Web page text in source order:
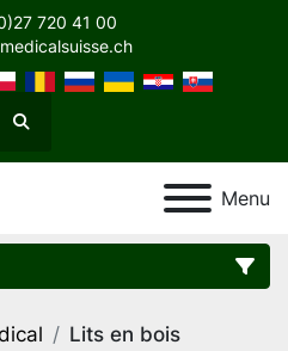
720 41 00
Search
Menu
Lits en bois